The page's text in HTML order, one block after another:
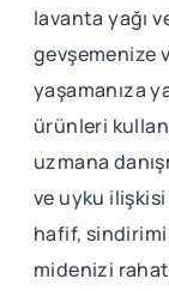
lavanta yağı
gevşemenize
yaşamanıza
ürünleri
uzmana
ve uyku
hafif,
midenizi